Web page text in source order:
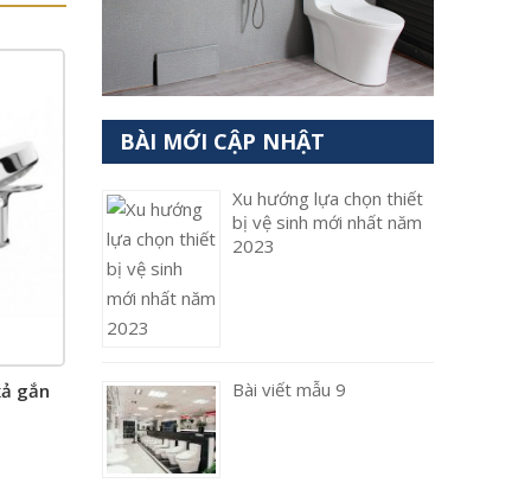
gắn
BÀI MỚI CẬP NHẬT
Xu hướng lựa chọn thiết
bị vệ sinh mới nhất năm
2023
Bài viết mẫu 9